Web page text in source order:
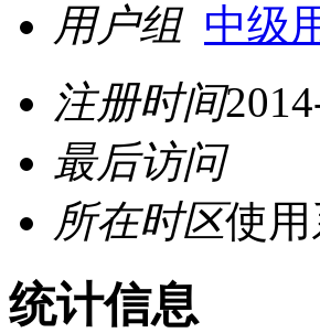
用户组 中级
注册时间
最后访问
所在时区使用
统计信息